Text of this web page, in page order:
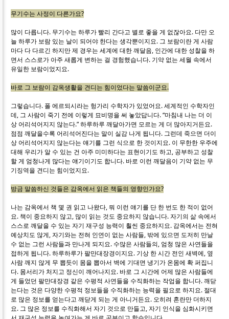
무기수는 사정이 다른가요?
많이 다릅니다. 무기수는 하루가 빨리 간다고 별로 좋을 게 없잖아요. 다만 오
늘 하루가 보람 있는 날이 되어야 한다는 생각뿐이지요. 그 보람이란 게 사람
마다 다 다르긴 하지만 제 경우는 세계에 대한 깨달음, 인간에 대한 성찰을 하
면서 스스로가 아주 새롭게 변하는 걸 경험했습니다. 기약 없는 세월 속에서
유일한 보람이었지요.
바로 그 보람이 감옥생활을 견디는 힘이었다는 말씀이군요.
그렇습니다. 폴 에르되시라는 헝가리 수학자가 있었어요. 세계적인 수학자인
데, 그 사람이 죽기 전에 이렇게 묘비명을 써 놓았답니다. “마침내 나는 더 이
상 어리석어지지 않는다.” 하루하루 깨달아가면 모르는 게 더 많아지거든요.
점점 깨달을수록 어리석어진다는 말이 실감 나게 됩니다. 그런데 죽으면 더이
상 어리석어지지 않는다는 얘기를 그런 식으로 한 것이지요. 이 무한한 우주에
대해 우리가 알 수 있는 건 아주 미미하다는 표현이기도 하고, 공부하고 성찰
할 게 엄청나게 많다는 얘기이기도 합니다. 바로 이런 깨달음이 기약 없는 무
기징역을 견디는 힘이었지요.
방금 말씀하신 것들은 감옥에서 읽은 책들의 영향인가요?
나는 감옥에서 책 몇 권 읽고 나왔다, 뭐 이런 얘기를 단 한 번도 한 적이 없어
요. 책이 중요하지 않고, 많이 읽는 것도 중요하지 않습니다. 자기의 삶 속에서
스스로 깨달을 수 있는 자기 재구성 능력이 훨씬 중요하지요. 감옥에서는 전혀
예상치도 않게, 자기와는 전혀 인연이 없는 사람들, 밖에 있으면 도저히 만날
수 없는 그런 사람들과 만나게 되지요. 수많은 사람들의, 엄청 많은 사연들을
접하게 됩니다. 하루하루가 팔만대장경이지요. 기상 한 시간 전인 새벽에, 옆
사람 깨지 않게 무 뽑듯이 몸을 뽑아서 벽에 기대면 냉기가 온몸에 확 퍼집니
다. 몸서리가 처지고 정신이 깨어나지요. 바로 그 시간에 어제 많은 사람들에
게 들었던 팔만대장경 같은 수평적 사연들을 수직화하는 작업을 합니다. 깨닫
는다는 것은 다양한 수평적 정보들을 수직화하는 능력을 필요로 하지요. 절대
로 많은 정보를 얻는다고 깨닫게 되는 게 아니거든요. 오히려 혼란만 더하지
요. 그 많은 정보를 수직화해서 자기 것으로 만들고, 자기 인식을 심화시키면